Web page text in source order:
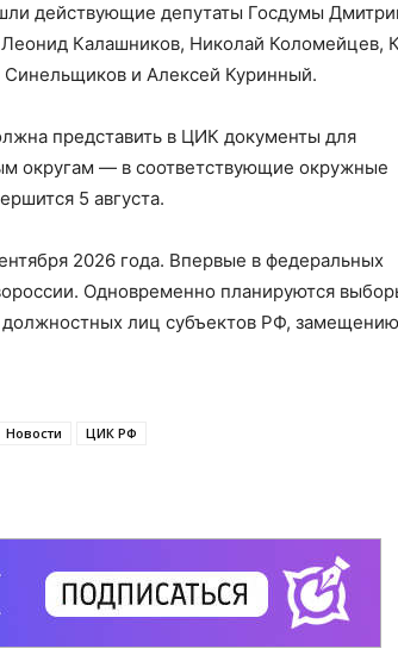
действующие депутаты Госдумы
Калашников, Николай Коломейцев,
и Алексей Куринный.
представить в ЦИК документы для
округам — в соответствующие окружные
5 августа.
2026 года. Впервые в федеральных
Одновременно планируются
лиц субъектов РФ, замещению
Новости ЦИК РФ